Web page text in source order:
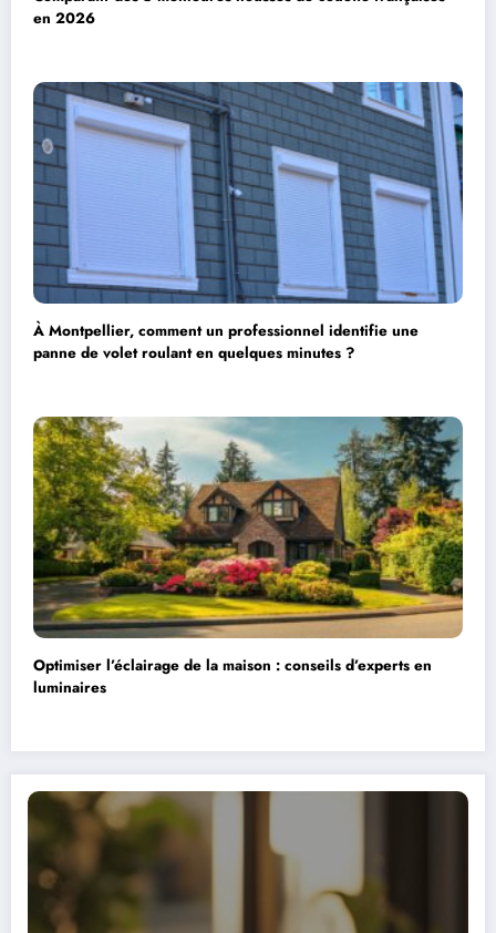
en 2026
À Montpellier, comment un professionnel identifie une
panne de volet roulant en quelques minutes ?
Optimiser l’éclairage de la maison : conseils d’experts en
luminaires